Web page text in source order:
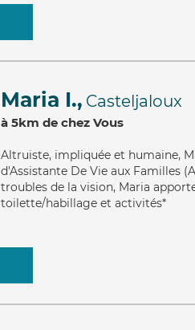
Maria I., Casteljaloux
à 5km de chez Vous
Altruiste, impliquée et humaine,
d'Assistante De Vie aux Familles
troubles de la vision, Maria
toilette/habillage et activités*